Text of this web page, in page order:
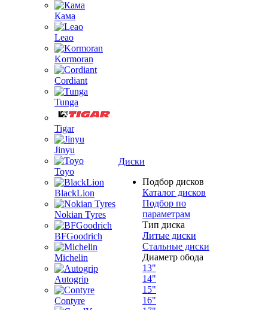
Кама
Leao
Kormoran
Cordiant
Tunga
Tigar
Jinyu
Toyo
BlackLion
Nokian Tyres
BFGoodrich
Michelin
Autogrip
Contyre
Диски
Подбор дисков
Каталог дисков
Подбор по
параметрам
Тип диска
Литые диски
Стальные диски
Диаметр обода
13"
14"
15"
16"